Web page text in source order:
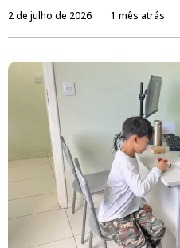
2 de julho de 2026 1 mês atrás